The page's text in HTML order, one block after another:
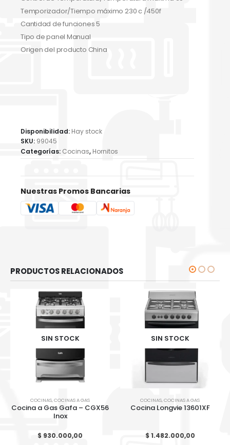
Temporizador/Tiempo máximo 230 c /450f
Cantidad de funciones 5
Tipo de panel Manual
Origen del producto China
Disponibilidad: Hay stock
SKU: 99045
Categorías: Cocinas, Hornitos
Nuestras Promos Bancarias
PRODUCTOS RELACIONADOS
SIN STOCK
COCINAS,COCINAS A GAS
Cocina a Gas Gafa – CGX56
Inox
$ 930.000,00
SIN STOCK
COCINAS,COCINAS A GAS
Cocina Longvie 13601XF
$ 1.482.000,00